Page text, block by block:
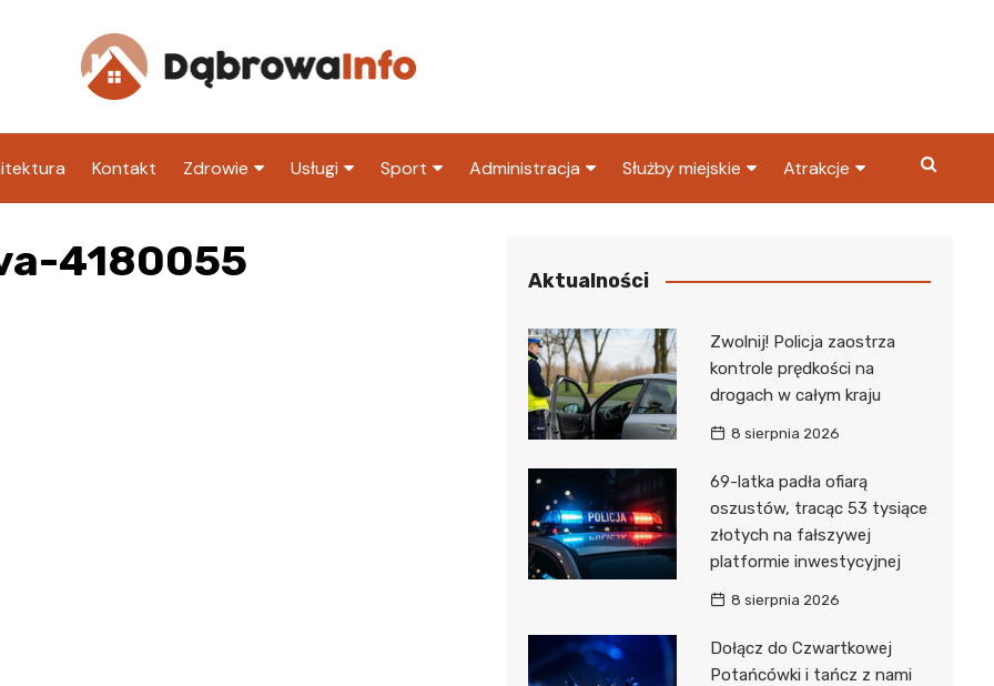
Kontakt Zdrowie
Sklep medyczny
Usługi Sport Administracja
Urząd Skarbowy
Służby miejskie
Policja
Atrakcje
4180055 Aktualności
Zwolnij! Policja zaostrza
kontrole prędkości na
drogach w całym kraju
8 sierpnia 2026
69-latka padła ofiarą
oszustów, tracąc 53 tysiące
złotych na fałszywej
platformie inwestycyjnej
8 sierpnia 2026
Dołącz do Czwartkowej
Potańcówki i tańcz z nami